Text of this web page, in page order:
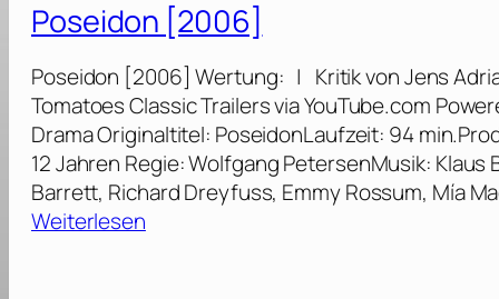
H
e
l
p
[
2
0
1
Poseidon [2006]
Poseidon [2006] Wertung: | Kritik von Jens
Tomatoes Classic Trailers via YouTube.com
Drama Originaltitel: PoseidonLaufzeit: 94
12 Jahren Regie: Wolfgang PetersenMusik:
Barrett, Richard Dreyfuss, Emmy Rossum, Mía
Weiterlesen: